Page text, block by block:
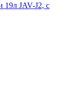
19л JAV-J2, с